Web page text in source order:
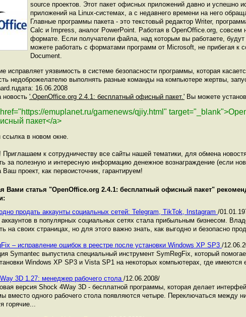
source проектов. Этот пакет офисных приложений давно и успешно
приложений на Linux-системах, а с недавнего времени на него
Главные программы пакета - это текстовый редактор Writer,
Calc и Impress, аналог PowerPoint. Работая в OpenOffice.org, совсем
формате. Если получатели файла, над которым вы работаете,
можете работать с форматами программ от Microsoft, не прибегая к
Document.
исправляет уязвимость в системе безопасности программы, которая
недоброжелателю выполнять разные команды на компьютере жертвы,
16.06.2008
'.OpenOffice.org 2.4.1: бесплатный офисный пакет.' Вы можете
emuplanet.ru/gamenews/qjiy.html"
пакет</a>
ссылка в новом окне.
Приглашаем к сотрудничеству все сайты нашей тематики, для обмена
за полезную и интересную информацию денежное вознаграждение (если
проект, как первоисточник, гарантируем!
Вами статья "OpenOffice.org 2.4.1: бесплатный офисный пакет"
продать аккаунты социальных сетей: Telegram, TikTok, Instagram /
в популярных социальных сетях стала прибыльным бизнесом.
на своих страницах, но для этого важно знать, как выгодно и безопасно
– исправление ошибок в реестре после установки Windows XP SP3 /
Symantec выпустила специальный инструмент SymRegFix, который
Windows XP SP3 и Vista SP1 на некоторых компьютерах, где имеются
3D 1.27: менеджер рабочего стола/12.06.2008/
версия Shock 4Way 3D - бесплатной программы, которая делает
вместо одного рабочего стола появляются четыре. Переключаться между
горячие...